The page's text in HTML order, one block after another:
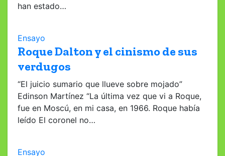
han estado…
Ensayo
Roque Dalton y el cinismo de sus
verdugos
“El juicio sumario que llueve sobre mojado”
Edinson Martínez “La última vez que vi a Roque,
fue en Moscú, en mi casa, en 1966. Roque había
leído El coronel no…
Ensayo